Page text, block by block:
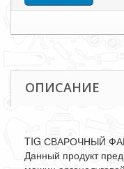
ОПИСАНИЕ
TIG СВАРОЧНЫЙ
Данный продукт